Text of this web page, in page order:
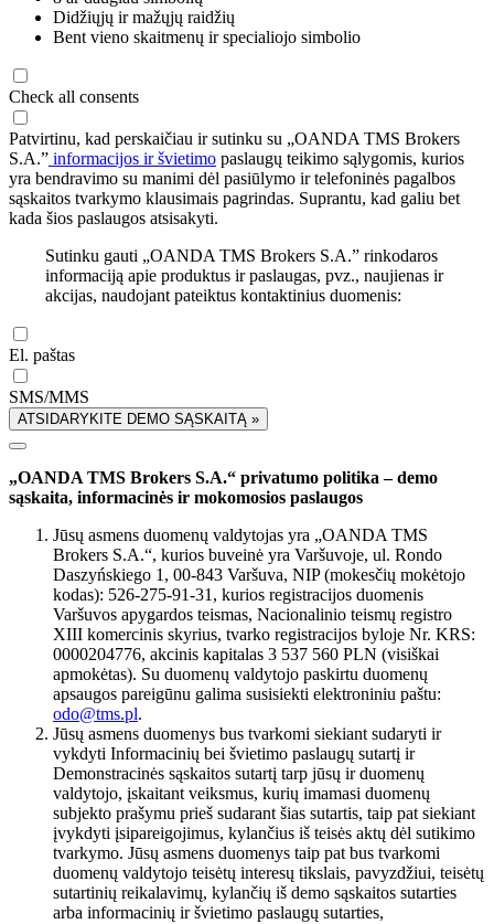
Didžiųjų ir mažųjų raidžių
Bent vieno skaitmenų ir specialiojo simbolio
Check all consents
Patvirtinu, kad perskaičiau ir sutinku su „OANDA TMS Brokers
S.A.” informacijos ir švietimo paslaugų teikimo sąlygomis, kurios
yra bendravimo su manimi dėl pasiūlymo ir telefoninės pagalbos
sąskaitos tvarkymo klausimais pagrindas. Suprantu, kad galiu bet
kada šios paslaugos atsisakyti.
Sutinku gauti „OANDA TMS Brokers S.A.” rinkodaros
informaciją apie produktus ir paslaugas, pvz., naujienas ir
akcijas, naudojant pateiktus kontaktinius duomenis:
El. paštas
SMS/MMS
ATSIDARYKITE DEMO SĄSKAITĄ »
„OANDA TMS Brokers S.A.“ privatumo politika – demo
sąskaita, informacinės ir mokomosios paslaugos
Jūsų asmens duomenų valdytojas yra „OANDA TMS
Brokers S.A.“, kurios buveinė yra Varšuvoje, ul. Rondo
Daszyńskiego 1, 00-843 Varšuva, NIP (mokesčių mokėtojo
kodas): 526-275-91-31, kurios registracijos duomenis
Varšuvos apygardos teismas, Nacionalinio teismų registro
XIII komercinis skyrius, tvarko registracijos byloje Nr. KRS:
0000204776, akcinis kapitalas 3 537 560 PLN (visiškai
apmokėtas). Su duomenų valdytojo paskirtu duomenų
apsaugos pareigūnu galima susisiekti elektroniniu paštu:
odo@tms.pl.
Jūsų asmens duomenys bus tvarkomi siekiant sudaryti ir
vykdyti Informacinių bei švietimo paslaugų sutartį ir
Demonstracinės sąskaitos sutartį tarp jūsų ir duomenų
valdytojo, įskaitant veiksmus, kurių imamasi duomenų
subjekto prašymu prieš sudarant šias sutartis, taip pat siekiant
įvykdyti įsipareigojimus, kylančius iš teisės aktų dėl sutikimo
tvarkymo. Jūsų asmens duomenys taip pat bus tvarkomi
duomenų valdytojo teisėtų interesų tikslais, pavyzdžiui, teisėtų
sutartinių reikalavimų, kylančių iš demo sąskaitos sutarties
arba informacinių ir švietimo paslaugų sutarties,